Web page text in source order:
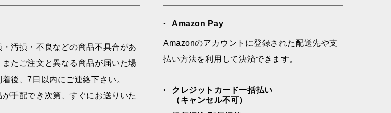
汚損・不良などの商品不具合があ
またご注文と異なる商品が届いた場
後、7日以内にご連絡下さい。
が手配でき次第、すぐにお送りいた
Amazon Pay
Amazonのアカウントに登録された配送先や支
払い方法を利用して決済できます。
クレジットカード一括払い
（キャンセル不可）